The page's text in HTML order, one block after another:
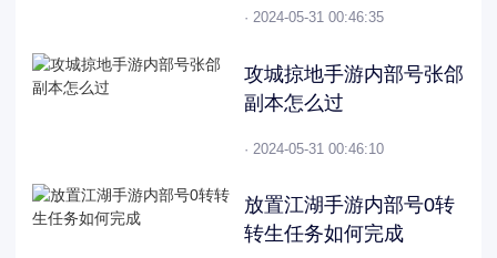
· 2024-05-31 00:46:35
攻城掠地手游内部号张郃
副本怎么过
· 2024-05-31 00:46:10
放置江湖手游内部号0转
转生任务如何完成